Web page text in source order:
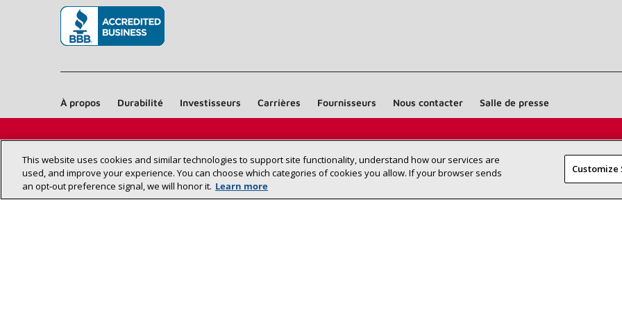
Trouvez un dépositaire Lennox près
de chez vous
À propos Durabilité Investisseurs Carrières Fournisseurs Nous contacter Salle de presse
Déclaration
This website uses cookies and similar technologies to support site functionality, understand how our services are
used, and improve your experience. You can choose which categories of cookies you allow. If your browser sends
an opt‑out preference signal, we will honor it. Learn more